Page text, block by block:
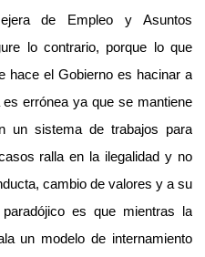
de Empleo y Asuntos
lo contrario, porque lo que
hace el Gobierno es hacinar a
errónea ya que se mantiene
un sistema de trabajos para
ralla en la ilegalidad y no
cambio de valores y a su
paradójico es que mientras la
un modelo de internamiento